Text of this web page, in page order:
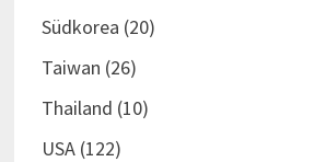
Südkorea (20)
Taiwan (26)
Thailand (10)
USA(122)